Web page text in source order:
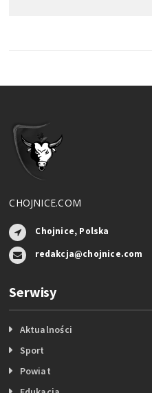
CHOJNICE.COM
Chojnice, Polska
redakcja@chojnice.com
Serwisy
Aktualności
Sport
Powiat